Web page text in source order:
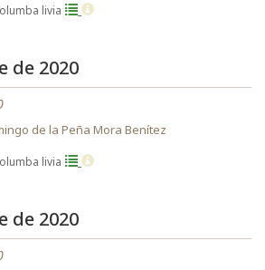
livia
de 2020
de la Peña Mora Benítez
livia
de 2020